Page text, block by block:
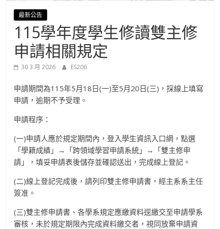
學-
進
修
部
官
方
網
站
最新公告
115學年度學生修讀雙主修
申請相關規定
30 3 月 2026 ES206
申請期間為115年5月18日(一)至5月20日(三)，採線上填寫
申請，逾期不予受理。
申請程序：
(一)申請人應於規定期間內，登入學生資訊入口網，點選
「學籍成績」→「跨領域學習申請系統」→「雙主修申
請」，填妥申請表後儲存並確認送出，完成線上登記。
(二)線上登記完成後，請列印雙主修申請書，經主系系主任
簽准。
(三)雙主修申請書、各學系規定應繳資料逕繳交至申請學系
審核，未於規定期限內完成資料繳交者，視同放棄申請資